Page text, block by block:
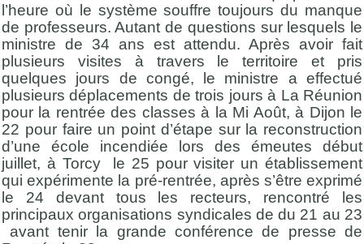
l’heure où le système souffre toujours du manque
de professeurs. Autant de questions sur lesquels le
ministre de 34 ans est attendu. Après avoir fait
plusieurs visites à travers le territoire et pris
quelques jours de congé, le ministre a effectué
plusieurs déplacements de trois jours à La Réunion
pour la rentrée des classes à la Mi Août, à Dijon le
22 pour faire un point d’étape sur la reconstruction
d’une école incendiée lors des émeutes début
juillet, à Torcy le 25 pour visiter un établissement
qui expérimente la pré-rentrée, après s’être exprimé
le 24 devant tous les recteurs, rencontré les
principaux organisations syndicales de du 21 au 23
avant tenir la grande conférence de presse de